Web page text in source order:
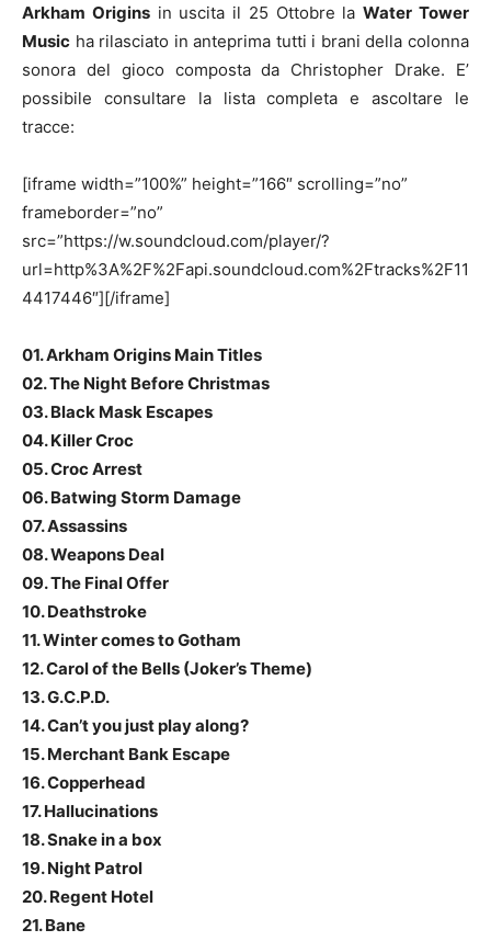
Arkham Originsin uscita il 25 Ottobre laWater Tower
Music ha rilasciato in anteprima tutti i brani della colonna
sonora del gioco composta da Christopher Drake. E’
possibile consultare la lista completa e ascoltare le
tracce:
[iframe width=”100%” height=”166″ scrolling=”no”
frameborder=”no”
src=”https://w.soundcloud.com/player/?
url=http%3A%2F%2Fapi.soundcloud.com%2Ftracks%2F11
4417446″][/iframe]
01. Arkham Origins Main Titles
02. The Night Before Christmas
03. Black Mask Escapes
04. Killer Croc
05. Croc Arrest
06. Batwing Storm Damage
07. Assassins
08. Weapons Deal
09. The Final Offer
10. Deathstroke
11. Winter comes to Gotham
12. Carol of the Bells (Joker’s Theme)
13. G.C.P.D.
14. Can’t you just play along?
15. Merchant Bank Escape
16. Copperhead
17. Hallucinations
18. Snake in a box
19. Night Patrol
20. Regent Hotel
21. Bane